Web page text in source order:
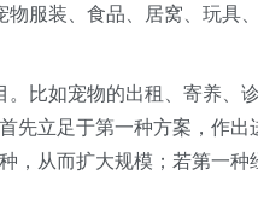
服装、食品、居窝、玩具
比如宠物的出租、寄养、
先立足于第一种方案，作出
，从而扩大规模；若第一种